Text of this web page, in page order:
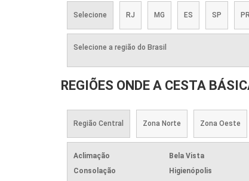
Selecione RJ MG ES SP
Selecione a região do Brasil
REGIÕES ONDE A CESTA
Região Central Zona Norte Zona Oeste
Aclimação Bela Vista
Consolação
Higienópolis